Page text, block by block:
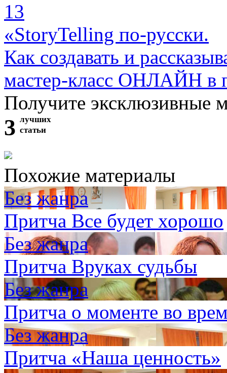
13
«StoryTelling по-русски.
Как создавать и
мастер-класс ОНЛАЙН в
Получите эксклюзивные
3 лучших
статьи
Похожие материалы
Без жанра
Притча Все будет хорошо
Без жанра
Притча Вруках судьбы
Без жанра
Притча о моменте во
Без жанра
Притча «Наша ценность»